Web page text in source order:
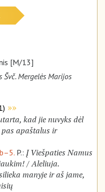
[M/13]
Švč. Mergelės Marijos
kad jie nuvyks dėl
pas apaštalus ir
P.: Į Viešpaties Namus
/ Aleliuja.
manyje ir aš jame,